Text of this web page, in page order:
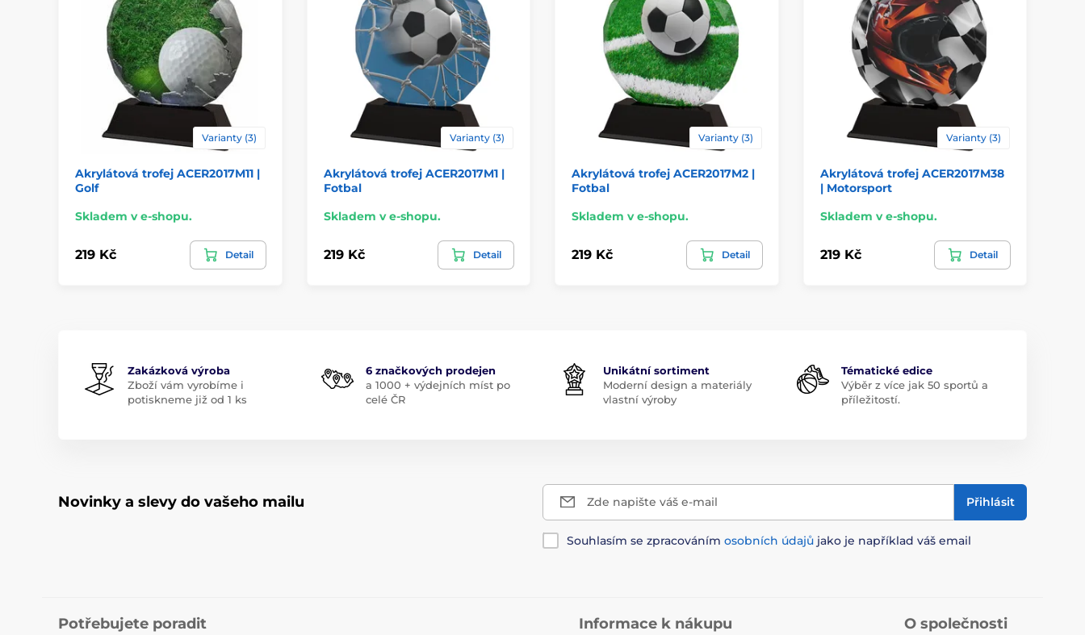
Varianty (3)
Akrylátová trofej ACER2017M11 |
Golf
Skladem v e-shopu.
219 Kč Detail
Varianty (3)
Akrylátová trofej ACER2017M1 |
Fotbal
Skladem v e-shopu.
219 Kč Detail
Varianty (3)
Akrylátová trofej ACER2017M2 |
Fotbal
Skladem v e-shopu.
219 Kč Detail
Varianty (3)
Akrylátová trofej ACER2017M38
| Motorsport
Skladem v e-shopu.
219 Kč Detail
Zakázková výroba
Zboží vám vyrobíme i
potiskneme již od 1 ks
6 značkových prodejen
a 1000 + výdejních míst po
celé ČR
Unikátní sortiment
Moderní design a materiály
vlastní výroby
Tématické edice
Výběr z více jak 50 sportů a
příležitostí.
Novinky a slevy do vašeho mailu Zde napište váš e-mail Přihlásit
Souhlasím se zpracováním osobních údajů jako je například váš email
Potřebujete poradit Informace k nákupu O společnosti